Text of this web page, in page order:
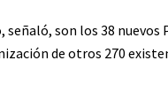
son los 38 nuevos
de otros 270